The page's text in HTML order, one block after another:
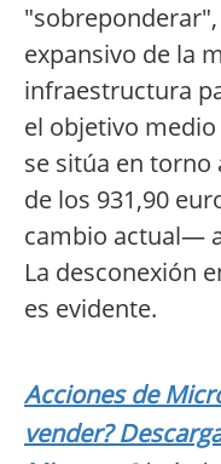
expansivo de la
infraestructura
el objetivo
se sitúa en torno
de los 931,90
cambio actual—
La desconexión
es evidente.
Acciones de
vender?